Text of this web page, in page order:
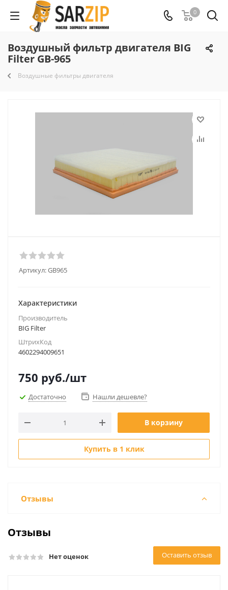
0
Воздушный фильтр двигателя BIG
Filter GB-965
Воздушные фильтры двигателя
Артикул:GB965
Характеристики
Производитель
BIG Filter
ШтрихКод
4602294009651
750 руб./шт
Достаточно Нашли дешевле?
В корзину
Купить в 1 клик
Отзывы
Отзывы
Нет оценок Оставить отзыв